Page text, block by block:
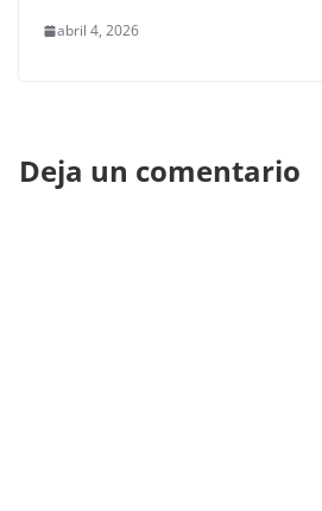
abril 4, 2026
Deja un comentario